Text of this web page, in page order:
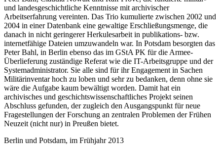
und landesgeschichtliche Kenntnisse mit archivischer
Arbeitserfahrung vereinten. Das Trio kumulierte zwischen 2002 und
2004 in einer Datenbank eine gewaltige Erschließungsmenge, die
danach in nicht geringerer Herkulesarbeit in publikations- bzw.
internetfähige Dateien umzuwandeln war. In Potsdam besorgten das
Peter Bahl, in Berlin ebenso das im GStA PK für die Armee-
Überlieferung zuständige Referat wie die IT-Arbeitsgruppe und der
Systemadministrator. Sie alle sind für ihr Engagement in Sachen
Militärinventar hoch zu loben und sehr zu bedanken, denn ohne sie
wäre die Aufgabe kaum bewältigt worden. Damit hat ein
archivisches und geschichtswissenschaftliches Projekt seinen
Abschluss gefunden, der zugleich den Ausgangspunkt für neue
Fragestellungen der Forschung an zentralen Problemen der Frühen
Neuzeit (nicht nur) in Preußen bietet.
Berlin und Potsdam, im Frühjahr 2013